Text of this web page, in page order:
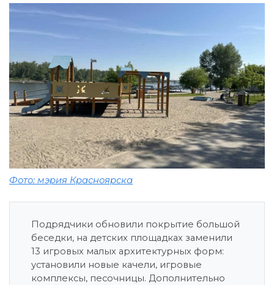
Фото: мэрия Красноярска
Подрядчики обновили покрытие большой
беседки, на детских площадках заменили
13 игровых малых архитектурных форм:
установили новые качели, игровые
комплексы, песочницы. Дополнительно